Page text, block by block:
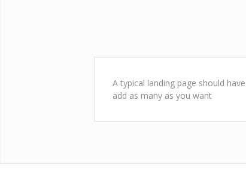
A typical landing page should
add as many as you want